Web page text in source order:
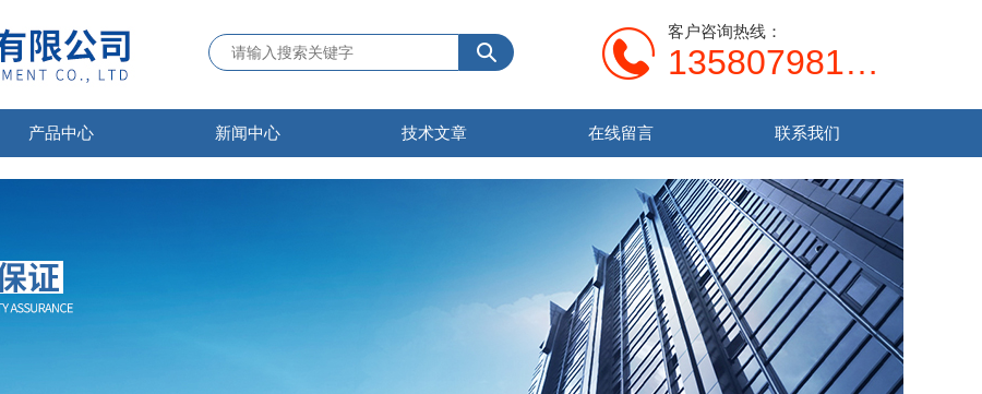
客户咨询热线：
13580798107
产品中心 新闻中心 技术文章 在线留言 联系我们